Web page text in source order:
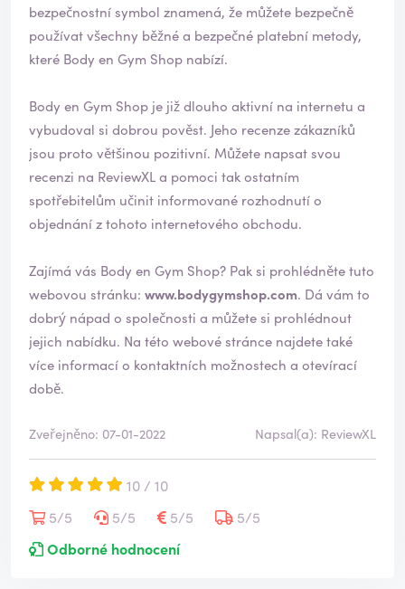
l
o
ě
ř
e
bezpečnostní symbol znamená, že můžete bezpečně
používat všechny běžné a bezpečné platební metody,
které Body en Gym Shop nabízí.
Body en Gym Shop je již dlouho aktivní na internetu a
vybudoval si dobrou pověst. Jeho recenze zákazníků
jsou proto většinou pozitivní. Můžete napsat svou
recenzi na ReviewXL a pomoci tak ostatním
spotřebitelům učinit informované rozhodnutí o
objednání z tohoto internetového obchodu.
Zajímá vás Body en Gym Shop? Pak si prohlédněte tuto
webovou stránku: www.bodygymshop.com. Dá vám to
dobrý nápad o společnosti a můžete si prohlédnout
jejich nabídku. Na této webové stránce najdete také
více informací o kontaktních možnostech a otevírací
době.
Zveřejněno: 07-01-2022 Napsal(a): ReviewXL
10 / 10
5/5
5/5 5/5
5/5
Odborné hodnocení